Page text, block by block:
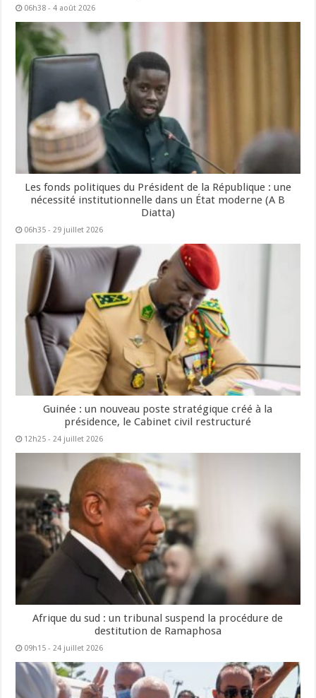
06h38 - 4 août 2026
Les fonds politiques du Président de la République : une
nécessité institutionnelle dans un État moderne (A B
Diatta)
06h35 - 29 juillet 2026
Guinée : un nouveau poste stratégique créé à la
présidence, le Cabinet civil restructuré
12h25 - 24 juillet 2026
Afrique du sud : un tribunal suspend la procédure de
destitution de Ramaphosa
09h15 - 24 juillet 2026